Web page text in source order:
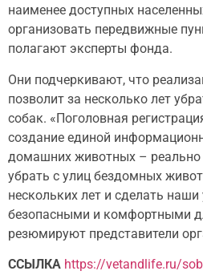
наименее доступных
организовать передвижные
полагают эксперты фонда.
Они подчеркивают, что
позволит за несколько лет
собак. «Поголовная
создание единой
домашних животных –
убрать с улиц бездомных
нескольких лет и сделать
безопасными и комфортными
резюмируют представители
ССЫЛКА https://vetandlife.ru/